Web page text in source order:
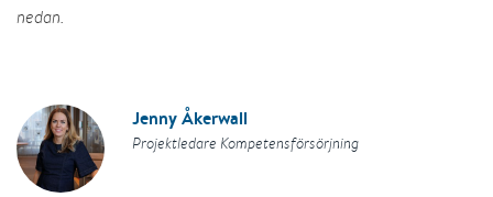
nedan.
Jenny Åkerwall
Projektledare Kompetensförsörjning